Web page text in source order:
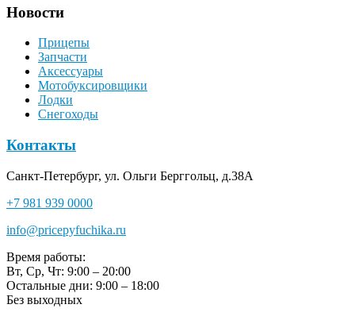
Новости
Прицепы
Запчасти
Аксессуары
Мотобуксировщики
Лодки
Снегоходы
Контакты
Санкт-Петербург, ул. Ольги Берггольц, д.38А
+7 981 939 0000
info@pricepyfuchika.ru
Время работы:
Вт, Ср, Чт: 9:00 – 20:00
Остальные дни: 9:00 – 18:00
Без выходных